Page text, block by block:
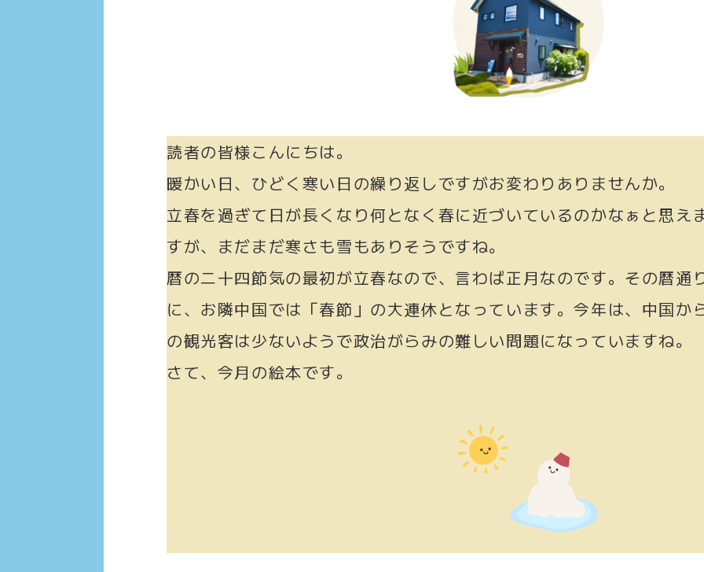
読者の皆様こんにちは。
暖かい日、ひどく寒い日の繰り返しですがお変わりありませんか。
立春を過ぎて日が長くなり何となく春に近づいているのかなぁと思え
すが、まだまだ寒さも雪もありそうですね。
暦の二十四節気の最初が立春なので、言わば正月なのです。その暦通
に、お隣中国では「春節」の大連休となっています。今年は、中国か
の観光客は少ないようで政治がらみの難しい問題になっていますね。
さて、今月の絵本です。